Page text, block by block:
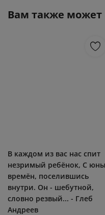
Вам также может
В каждом из вас нас спит
незримый ребёнок, С
времён, поселившись
внутри. Он - шебутной,
словно резвый... - Глеб
Андреев